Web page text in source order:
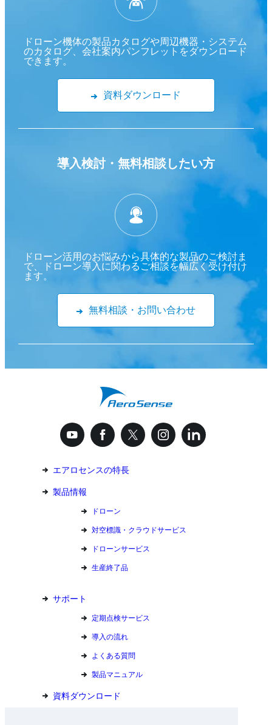
ドローン機体の製品カタログや周辺機器・システム
のカタログ、会社案内パンフレットをダウンロード
できます。
資料ダウンロード
導入検討・ 無料相談したい方
ドローン活用のお悩みから具体的な製品のご検討ま
で、ドローン導入に関わるご相談を幅広く受け付け
ます。
無料相談・お問い合わせ
エアロセンスの特長
製品情報
ドローン
対空標識・クラウドサービス
ドローンサービス
生産終了品
サポート
定期点検サービス
導入の流れ
よくある質問
製品マニュアル
資料ダウンロード